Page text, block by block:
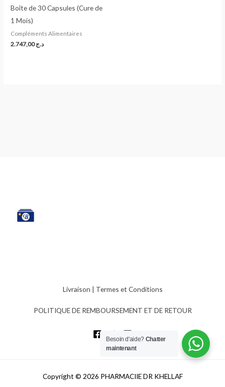
Boîte de 30 Capsules (Cure de
1 Mois)
Compléments Alimentaires
د.ج2.747,00
Livraison | Termes et Conditions
POLITIQUE DE REMBOURSEMENT ET DE RETOUR
Copyright © 2026 PHARMACIIE DR KHELLAF
Besoin d'aide? Chatter
maintenant